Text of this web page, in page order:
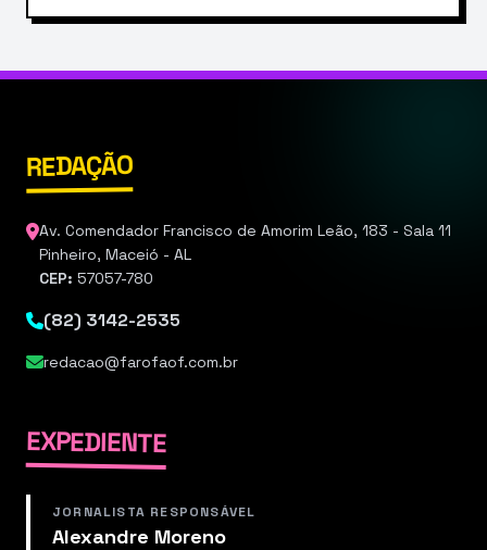
REDAÇÃO
Av. Comendador Francisco de Amorim Leão, 183 - Sala 11
Pinheiro, Maceió - AL
CEP: 57057-780
(82) 3142-2535
redacao@farofaof.com.br
EXPEDIENTE
JORNALISTA RESPONSÁVEL
Alexandre Moreno